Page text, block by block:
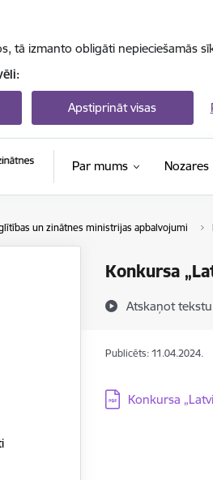
tā izmanto obligāti nepieciešamās
Apstiprināt visas
Par mums Nozares
un zinātnes ministrijas apbalvojumi
Konkursa
Atskaņot tekstu
Publicēts: 11.04.2024.
Lejupielādēt:
Konkursa